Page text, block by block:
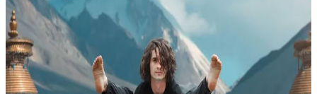
Viaggi Yogici & Esperienze Spirituali
Scoprire il Nepal attraverso esperienze di viaggio ispirate allo yoga
significa vivere un percorso che unisce introspezione, incontro
autentico e meraviglia paesaggistica. Queste proposte sono pensate...